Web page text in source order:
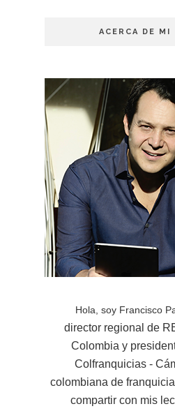
ACERCA DE MI
Hola, soy Francisco
director regional de
Colombia y
Colfranquicias -
colombiana de
compartir con mis